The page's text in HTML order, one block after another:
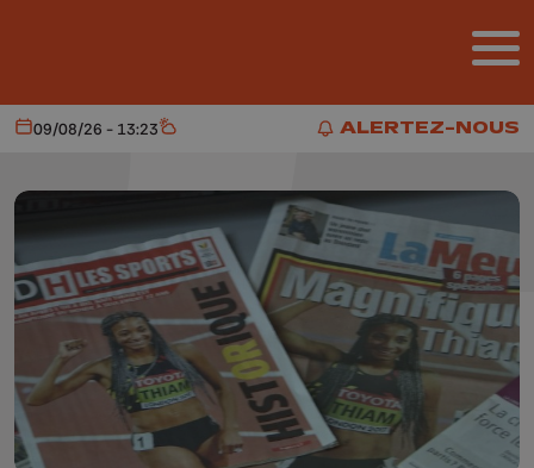
ALERTEZ-NOUS
ALERTEZ-NOUS
Aujourd'hui
09/08/26 - 13:23 Météo